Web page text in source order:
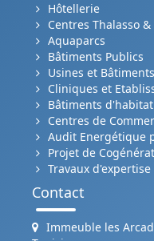
Hôtellerie
Centres Thalasso
Aquaparcs
Bâtiments Publics
Usines et
Cliniques et
Bâtiments
Centres de
Audit Energétique
Projet de
Travaux d'expertise
Contact
Immeuble les